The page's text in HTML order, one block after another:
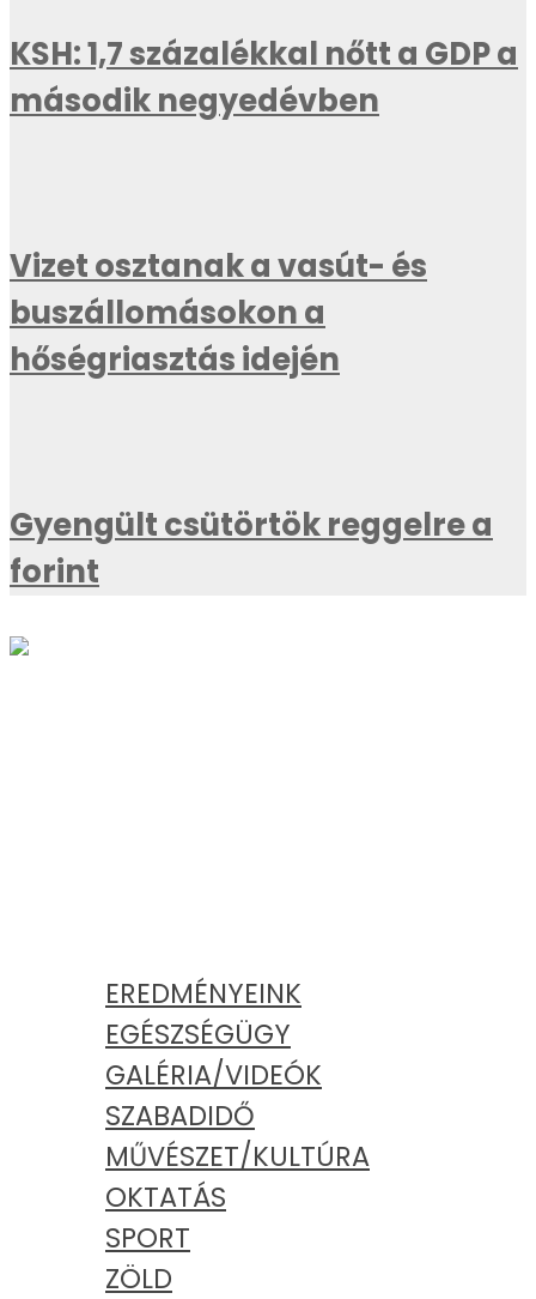
KSH: 1,7 százalékkal nőtt a GDP a
második negyedévben
Vizet osztanak a vasút- és
buszállomásokon a
hőségriasztás idején
Gyengült csütörtök reggelre a
forint
EREDMÉNYEINK
EGÉSZSÉGÜGY
GALÉRIA/VIDEÓK
SZABADIDŐ
MŰVÉSZET/KULTÚRA
OKTATÁS
SPORT
ZÖLD